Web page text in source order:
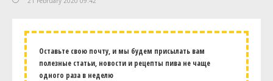
Оставьте свою почту, и мы будем присылать вам
полезные статьи, новости и рецепты пива не чаще
одного раза в неделю